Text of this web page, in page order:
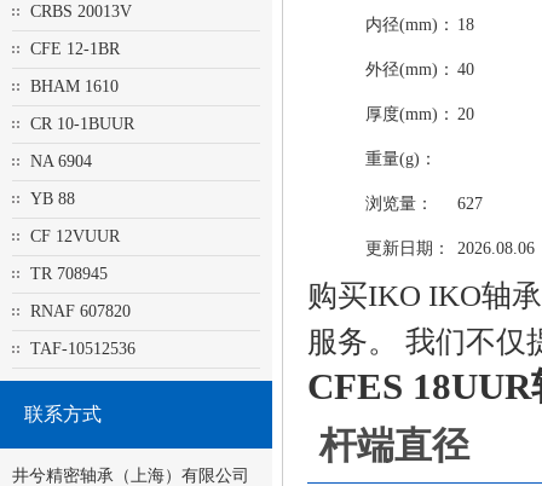
CRBS 20013V
CFE 12-1BR
BHAM 1610
CR 10-1BUUR
NA 6904
YB 88
CF 12VUUR
TR 708945
RNAF 607820
TAF-10512536
联系方式
井兮精密轴承（上海）有限公司
内径(mm)： 18
外径(mm)： 40
厚度(mm)： 20
重量(g)：
浏览量： 627
更新日期： 2026.08.06
购买IKO IKO轴
服务。 我们不仅
CFES
杆端直径